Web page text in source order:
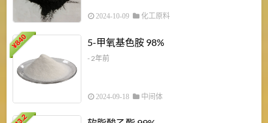
2024-10-09 化工原料
¥
840 5-甲氧基色胺 98%
- 2年前
2024-09-18 中间体